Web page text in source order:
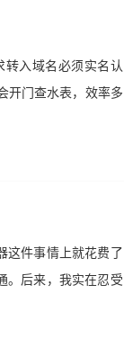
入域名必须实名认
开门查水表，效率多
这件事情上就花费了
。后来，我实在忍受